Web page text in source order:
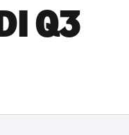
Q3